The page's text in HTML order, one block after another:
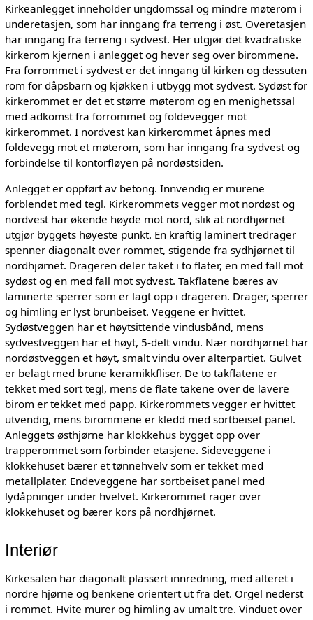
Kirkeanlegget inneholder ungdomssal og mindre møterom i
underetasjen, som har inngang fra terreng i øst. Overetasjen
har inngang fra terreng i sydvest. Her utgjør det kvadratiske
kirkerom kjernen i anlegget og hever seg over birommene.
Fra forrommet i sydvest er det inngang til kirken og dessuten
rom for dåpsbarn og kjøkken i utbygg mot sydvest. Sydøst for
kirkerommet er det et større møterom og en menighetssal
med adkomst fra forrommet og foldevegger mot
kirkerommet. I nordvest kan kirkerommet åpnes med
foldevegg mot et møterom, som har inngang fra sydvest og
forbindelse til kontorfløyen på nordøstsiden.
Anlegget er oppført av betong. Innvendig er murene
forblendet med tegl. Kirkerommets vegger mot nordøst og
nordvest har økende høyde mot nord, slik at nordhjørnet
utgjør byggets høyeste punkt. En kraftig laminert tredrager
spenner diagonalt over rommet, stigende fra sydhjørnet til
nordhjørnet. Drageren deler taket i to flater, en med fall mot
sydøst og en med fall mot sydvest. Takflatene bæres av
laminerte sperrer som er lagt opp i drageren. Drager, sperrer
og himling er lyst brunbeiset. Veggene er hvittet.
Sydøstveggen har et høytsittende vindusbånd, mens
sydvestveggen har et høyt, 5-delt vindu. Nær nordhjørnet har
nordøstveggen et høyt, smalt vindu over alterpartiet. Gulvet
er belagt med brune keramikkfliser. De to takflatene er
tekket med sort tegl, mens de flate takene over de lavere
birom er tekket med papp. Kirkerommets vegger er hvittet
utvendig, mens birommene er kledd med sortbeiset panel.
Anleggets østhjørne har klokkehus bygget opp over
trapperommet som forbinder etasjene. Sideveggene i
klokkehuset bærer et tønnehvelv som er tekket med
metallplater. Endeveggene har sortbeiset panel med
lydåpninger under hvelvet. Kirkerommet rager over
klokkehuset og bærer kors på nordhjørnet.
Interiør
Kirkesalen har diagonalt plassert innredning, med alteret i
nordre hjørne og benkene orientert ut fra det. Orgel nederst
i rommet. Hvite murer og himling av umalt tre. Vinduet over